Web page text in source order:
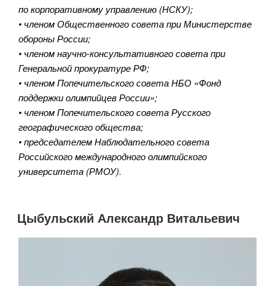
по корпоративному управлению (НСКУ);
• членом Общественного совета при Министерстве
обороны России;
• членом научно-консультативного совета при
Генеральной прокуратуре РФ;
• членом Попечительского совета НБО «Фонд
поддержки олимпийцев России»;
• членом Попечительского совета Русского
географического общества;
• председателем Наблюдательного совета
Российского международного олимпийского
университета (РМОУ).
Цыбульский Александр Витальевич